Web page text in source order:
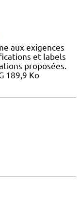
aux exigences
et labels
proposées.
189,9 Ko